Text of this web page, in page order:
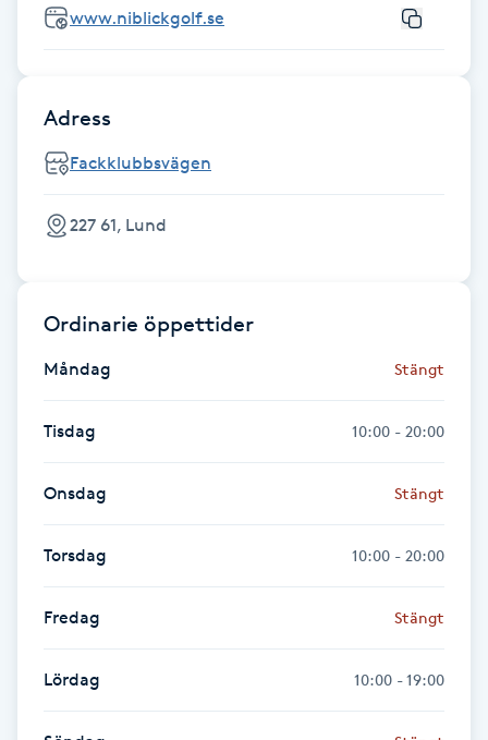
Fransborttagning
Fransfärgning
Fransk manikyr
Fransrengöring
Frekvensterapi
Friskvårdsmassage
Frisör
Funktionsanalys
www.niblickgolf.se
Adress
Fackklubbsvägen
227 61, Lund
Ordinarie öppettider
Måndag Stängt
Tisdag 10:00 - 20:00
Onsdag Stängt
Torsdag 10:00 - 20:00
Fredag Stängt
Lördag 10:00 - 19:00